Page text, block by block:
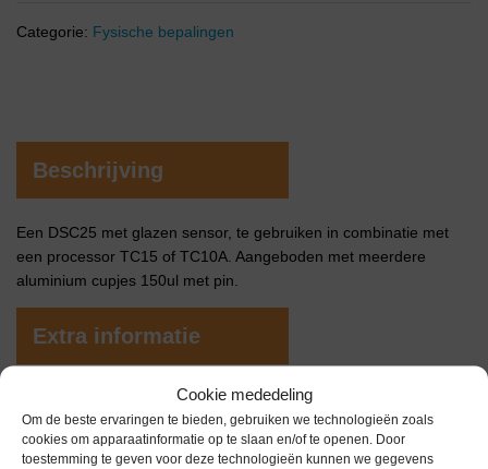
Cookie mededeling
Om de beste ervaringen te bieden, gebruiken we technologieën zoals
cookies om apparaatinformatie op te slaan en/of te openen. Door
toestemming te geven voor deze technologieën kunnen we gegevens
Categorie: Fysische bepalingen
Beschrijving
Een DSC25 met glazen sensor, te gebruiken in combinatie met
een processor TC15 of TC10A. Aangeboden met meerdere
aluminium cupjes 150ul met pin.
Extra informatie
Garantie 0 maanden